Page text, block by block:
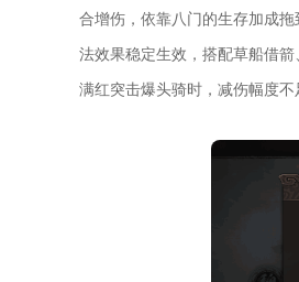
合增伤，依靠八门的生存加成
法效果稳定生效，搭配草船借
满红突击爆头骑时，减伤幅度不